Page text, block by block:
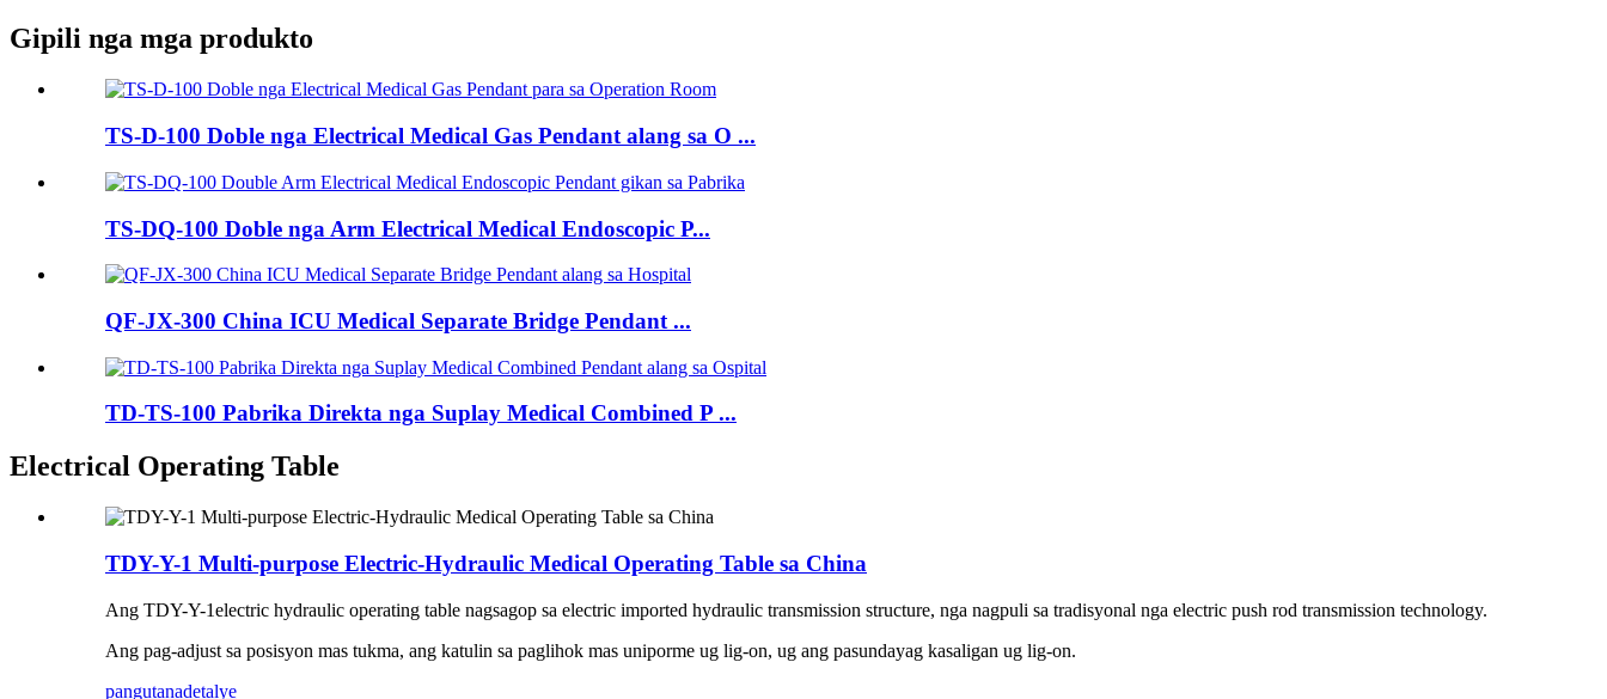
Gipili nga mga produkto
TS-D-100 Doble nga Electrical Medical Gas Pendant alang sa O ...
TS-DQ-100 Doble nga Arm Electrical Medical Endoscopic P...
QF-JX-300 China ICU Medical Separate Bridge Pendant ...
TD-TS-100 Pabrika Direkta nga Suplay Medical Combined P ...
Electrical Operating Table
TDY-Y-1 Multi-purpose Electric-Hydraulic Medical Operating Table sa China
Ang TDY-Y-1electric hydraulic operating table nagsagop sa electric imported hydraulic transmission structure, nga nagpuli sa tradisyonal nga electric push rod transmission technology.
Ang pag-adjust sa posisyon mas tukma, ang katulin sa paglihok mas uniporme ug lig-on, ug ang pasundayag kasaligan ug lig-on.
pangutanadetalye